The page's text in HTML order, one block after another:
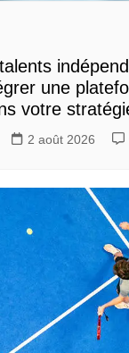
une
votre
2 août 2026